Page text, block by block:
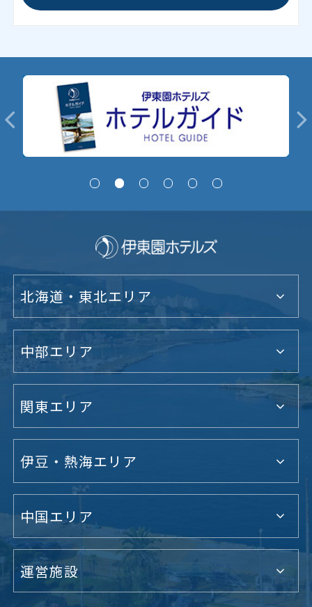
北海道・東北エリア
中部エリア
関東エリア
伊豆・熱海エリア
中国エリア
運営施設